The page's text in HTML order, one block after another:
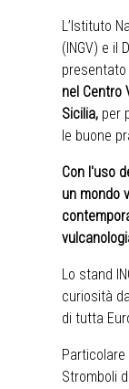
L’ Istituto
(INGV) e il
nel Centro
Sicilia, per
le buone
Con l'uso
un mondo
Lo stand
curiosità
di tutta
Particolare
Stromboli